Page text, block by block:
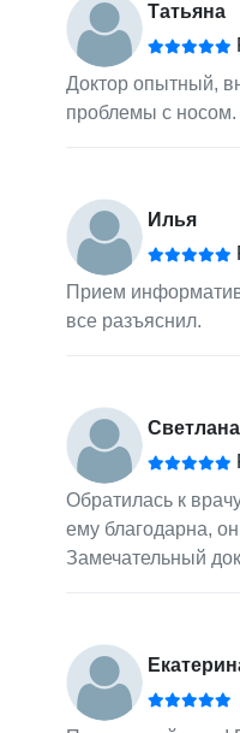
Татьяна
Доктор опытный,
проблемы с носом.
Илья
Прием
все разъяснил.
Светлана
Обратилась к
ему благодарна,
Замечательный